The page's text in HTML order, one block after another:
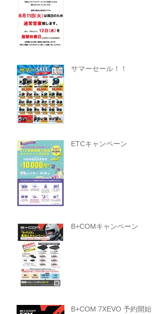
サマーセール！！
ETCキャンペーン
B+COMキャンペーン
B+COM 7XEVO 予約開始